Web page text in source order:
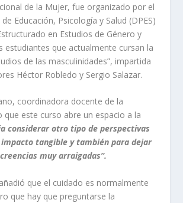
de la Mujer, fue organizado por el
Educación, Psicología y Salud (DPES)
en Estudios de Género y
estudiantes que actualmente cursan la
de las masculinidades”, impartida
Héctor Robledo y Sergio Salazar.
, coordinadora docente de la
que este curso abre un espacio a la
considerar otro tipo de perspectivas
tangible y también para dejar
muy arraigadas”.
que el cuidado es normalmente
que hay que preguntarse la